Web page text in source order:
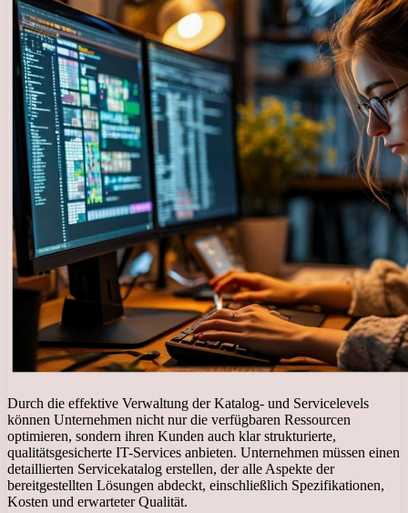
Durch die effektive Verwaltung der Katalog- und Servicelevels
können Unternehmen nicht nur die verfügbaren Ressourcen
optimieren, sondern ihren Kunden auch klar strukturierte,
qualitätsgesicherte IT-Services anbieten. Unternehmen müssen einen
detaillierten Servicekatalog erstellen, der alle Aspekte der
bereitgestellten Lösungen abdeckt, einschließlich Spezifikationen,
Kosten und erwarteter Qualität.